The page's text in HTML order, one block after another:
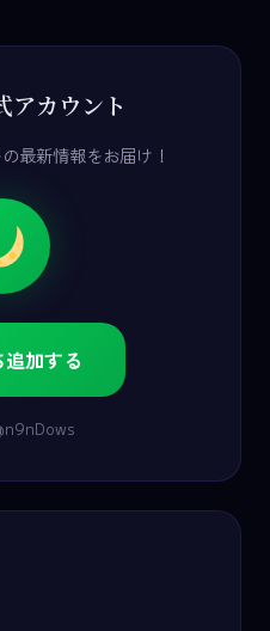
カウント
最新情報をお届け！
加する